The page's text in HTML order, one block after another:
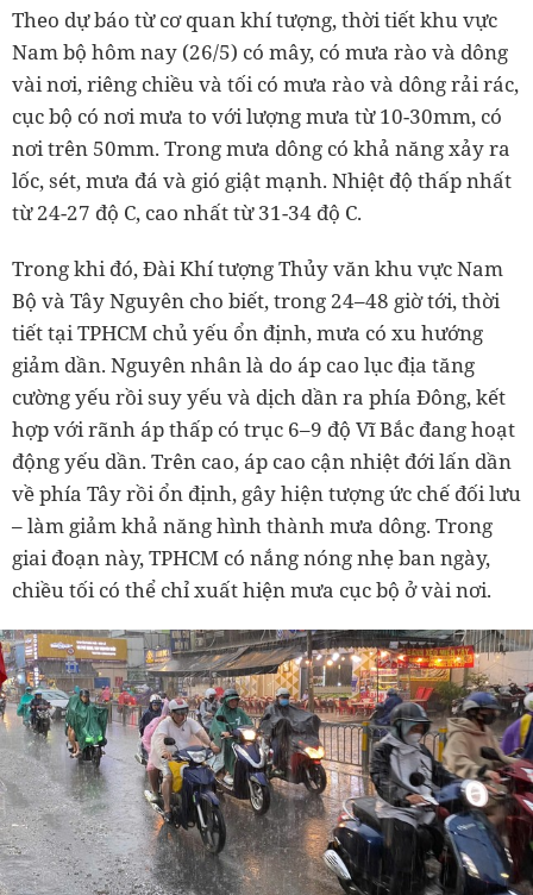
Theo dự báo từ cơ quan khí tượng, thời tiết khu vực
Nam bộ hôm nay (26/5) có mây, có mưa rào và dông
vài nơi, riêng chiều và tối có mưa rào và dông rải rác,
cục bộ có nơi mưa to với lượng mưa từ 10-30mm, có
nơi trên 50mm. Trong mưa dông có khả năng xảy ra
lốc, sét, mưa đá và gió giật mạnh. Nhiệt độ thấp nhất
từ 24-27 độ C, cao nhất từ 31-34 độ C.
Trong khi đó, Đài Khí tượng Thủy văn khu vực Nam
Bộ và Tây Nguyên cho biết, trong 24–48 giờ tới, thời
tiết tại TPHCM chủ yếu ổn định, mưa có xu hướng
giảm dần. Nguyên nhân là do áp cao lục địa tăng
cường yếu rồi suy yếu và dịch dần ra phía Đông, kết
hợp với rãnh áp thấp có trục 6–9 độ Vĩ Bắc đang hoạt
động yếu dần. Trên cao, áp cao cận nhiệt đới lấn dần
về phía Tây rồi ổn định, gây hiện tượng ức chế đối lưu
– làm giảm khả năng hình thành mưa dông. Trong
giai đoạn này, TPHCM có nắng nóng nhẹ ban ngày,
chiều tối có thể chỉ xuất hiện mưa cục bộ ở vài nơi.